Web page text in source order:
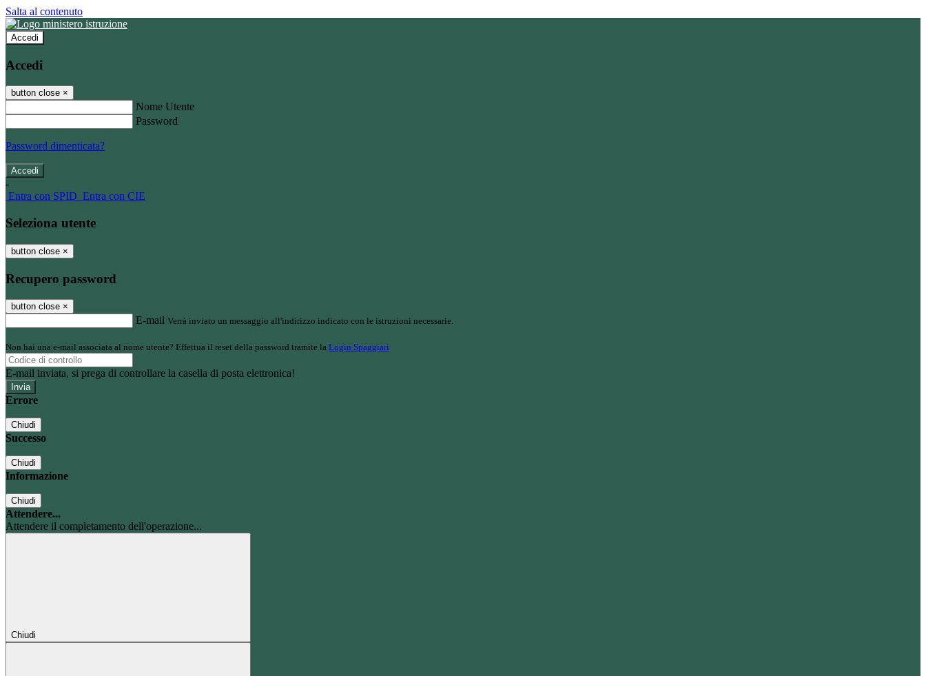
Salta al contenuto
Accedi
Accedi
button close ×
Nome Utente
Password
Password dimenticata?
-
Entra con SPID Entra con CIE
Seleziona utente
button close ×
Recupero password
button close ×
E-mail Verrà inviato un messaggio all'indirizzo indicato con le istruzioni necessarie.
Non hai una e-mail associata al nome utente? Effettua il reset della password tramite la Login Spaggiari
E-mail inviata, si prega di controllare la casella di posta elettronica!
Errore
Chiudi
Successo
Chiudi
Informazione
Chiudi
Attendere...
Attendere il completamento dell'operazione...
Chiudi